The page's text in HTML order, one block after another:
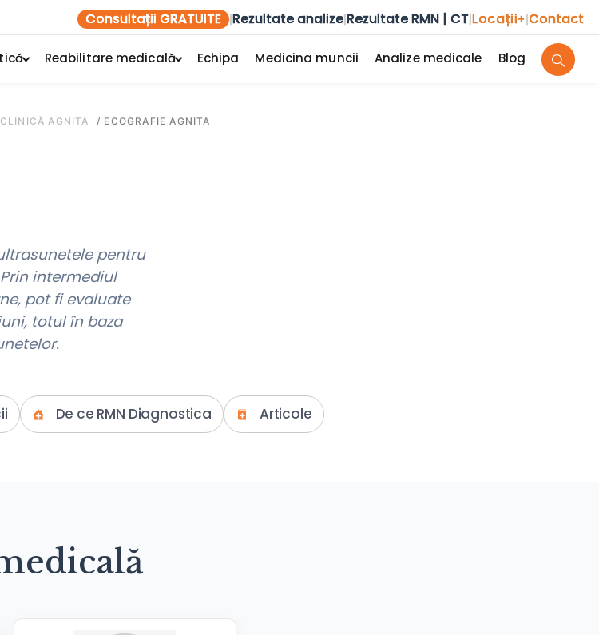
Consultații GRATUITE |Rezultate analize|Rezultate RMN | CT|Locații+|Contact
Reabilitare medicală Echipa Medicina muncii Analize medicale Blog
AGNITA / ECOGRAFIE AGNITA
pentru
intermediul
pot fi evaluate
totul în baza
De ce RMN Diagnostica Articole